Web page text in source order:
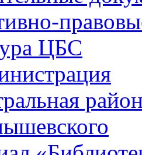
ЦБС